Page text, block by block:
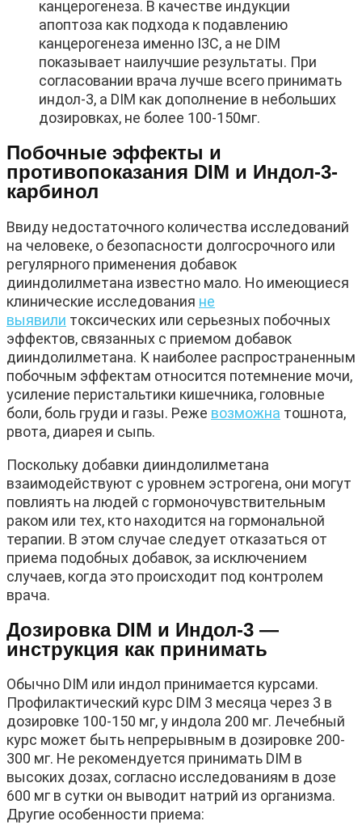
канцерогенеза. В качестве индукции
апоптоза как подхода к подавлению
канцерогенеза именно I3C, а не DIM
показывает наилучшие результаты. При
согласовании врача лучше всего принимать
индол-3, а DIM как дополнение в небольших
дозировках, не более 100-150мг.
Побочные эффекты и
противопоказания DIM и Индол-3-
карбинол
Ввиду недостаточного количества исследований
на человеке, о безопасности долгосрочного или
регулярного применения добавок
дииндолилметана известно мало. Но имеющиеся
клинические исследования не
выявили токсических или серьезных побочных
эффектов, связанных с приемом добавок
дииндолилметана. К наиболее распространенным
побочным эффектам относится потемнение мочи,
усиление перистальтики кишечника, головные
боли, боль груди и газы. Реже возможна тошнота,
рвота, диарея и сыпь.
Поскольку добавки дииндолилметана
взаимодействуют с уровнем эстрогена, они могут
повлиять на людей с гормоночувствительным
раком или тех, кто находится на гормональной
терапии. В этом случае следует отказаться от
приема подобных добавок, за исключением
случаев, когда это происходит под контролем
врача.
Дозировка DIM и Индол-3 —
инструкция как принимать
Обычно DIM или индол принимается курсами.
Профилактический курс DIM 3 месяца через 3 в
дозировке 100-150 мг, у индола 200 мг. Лечебный
курс может быть непрерывным в дозировке 200-
300 мг. Не рекомендуется принимать DIM в
высоких дозах, согласно исследованиям в дозе
600 мг в сутки он выводит натрий из организма.
Другие особенности приема: